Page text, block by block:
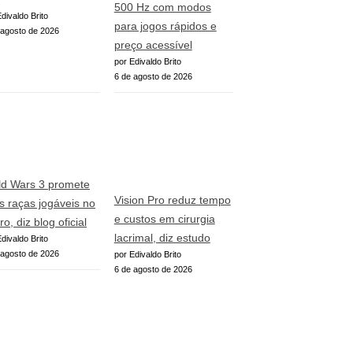
Brito
de 2026
500 Hz com modos
para jogos rápidos e
preço acessível
por Edivaldo Brito
6 de agosto de 2026
Wars 3 promete
raças jogáveis no
diz blog oficial
Brito
de 2026
Vision Pro reduz tempo
e custos em cirurgia
lacrimal, diz estudo
por Edivaldo Brito
6 de agosto de 2026